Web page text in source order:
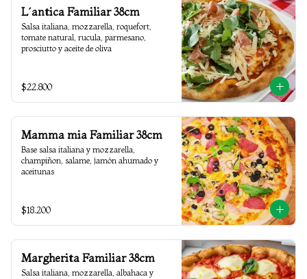
L´antica Familiar 38cm
Salsa italiana, mozzarella, roquefort,
tomate natural, rucula, parmesano,
prosciutto y aceite de oliva
$22.800
Mamma mia Familiar 38cm
Base salsa italiana y mozzarella,
champiñon, salame, jamón ahumado y
aceitunas
$18.200
Margherita Familiar 38cm
Salsa italiana, mozzarella, albahaca y